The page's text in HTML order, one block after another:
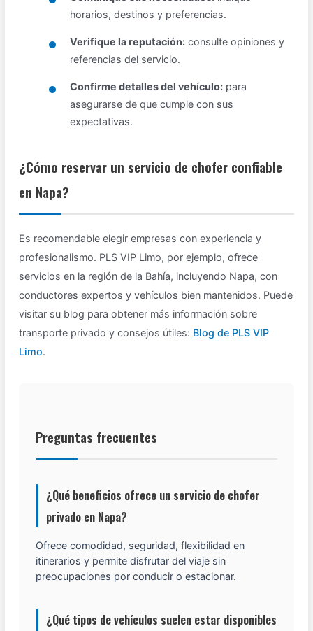
horarios, destinos y preferencias.
Verifique la reputación: consulte opiniones y
referencias del servicio.
Confirme detalles del vehículo: para
asegurarse de que cumple con sus
expectativas.
¿Cómo reservar un servicio de chofer confiable
en Napa?
Es recomendable elegir empresas con experiencia y
profesionalismo. PLS VIP Limo, por ejemplo, ofrece
servicios en la región de la Bahía, incluyendo Napa, con
conductores expertos y vehículos bien mantenidos. Puede
visitar su blog para obtener más información sobre
transporte privado y consejos útiles: Blog de PLS VIP
Limo.
Preguntas frecuentes
¿Qué beneficios ofrece un servicio de chofer
privado en Napa?
Ofrece comodidad, seguridad, flexibilidad en
itinerarios y permite disfrutar del viaje sin
preocupaciones por conducir o estacionar.
¿Qué tipos de vehículos suelen estar disponibles